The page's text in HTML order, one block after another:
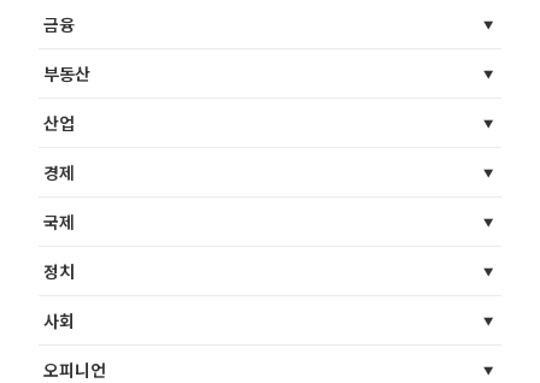
금융
부동산
산업
경제
국제
정치
사회
오피니언